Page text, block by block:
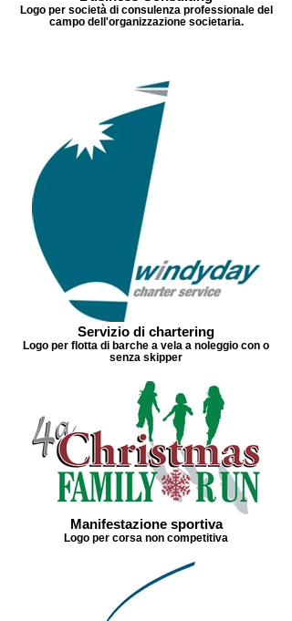
Logo per società di consulenza professionale del
campo dell'organizzazione societaria.
Servizio di chartering
Logo per flotta di barche a vela a noleggio con o
senza skipper
Manifestazione sportiva
Logo per corsa non competitiva